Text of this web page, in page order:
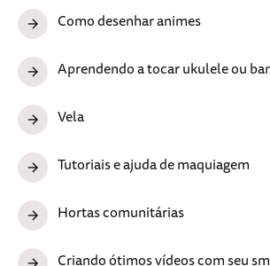
Como desenhar animes
Aprendendo a tocar ukulele ou
Vela
Tutoriais e ajuda de maquiagem
Hortas comunitárias
Criando ótimos vídeos com seu